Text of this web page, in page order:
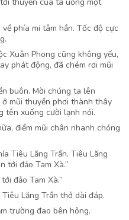
phía mi tâm hắn. Tốc độ cực
Xuân Phong cũng không yếu,
phát động, đã chém rơi mũi
buôn. Mời chúng ta lên
mũi thuyền phơi thành thây
tên xuống cười lạnh nói.
điểm mũi chân nhanh chóng
Tiêu Lăng Trần. Tiêu Lăng
tới đảo Tam Xà.”
đảo Tam Xà.”
Lăng Trần thở dài đáp.
trường đao bên hông.